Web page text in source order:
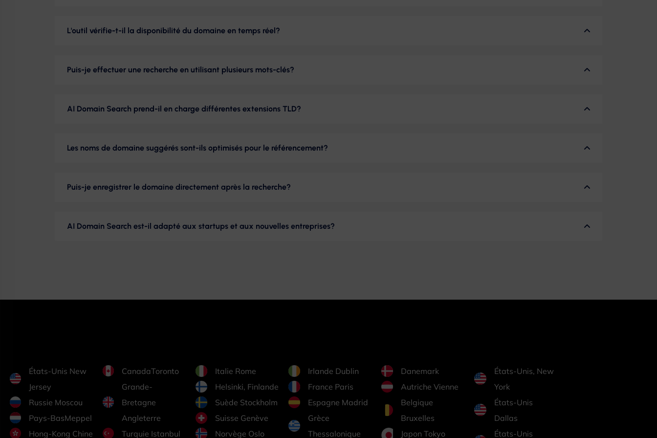
L'outil vérifie-t-il la disponibilité du domaine en temps réel?
Puis-je effectuer une recherche en utilisant plusieurs mots-clés?
AI Domain Search prend-il en charge différentes extensions TLD?
Les noms de domaine suggérés sont-ils optimisés pour le référencement?
Puis-je enregistrer le domaine directement après la recherche?
AI Domain Search est-il adapté aux startups et aux nouvelles entreprises?
États-Unis New
Jersey
Russie Moscou
Pays-BasMeppel
Hong-Kong Chine
CanadaToronto
Grande-
Bretagne
Angleterre
Turquie Istanbul
Italie Rome
Helsinki, Finlande
Suède Stockholm
Suisse Genève
Norvège Oslo
Irlande Dublin
France Paris
Espagne Madrid
Grèce
Thessalonique
Danemark
Autriche Vienne
Belgique
Bruxelles
Japon Tokyo
États-Unis, New
York
États-Unis
Dallas
États-Unis